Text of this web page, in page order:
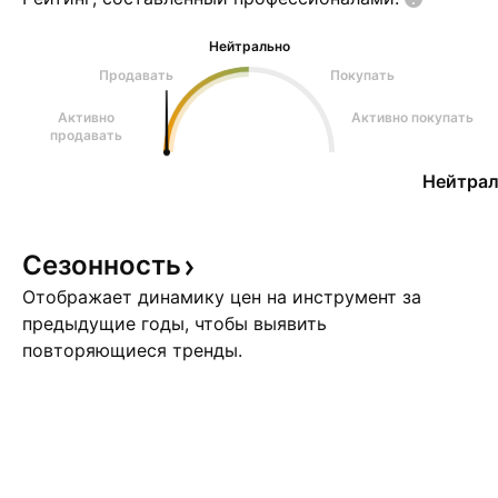
Нейтрально
Продавать
Покупать
Активно
продавать
Активно покупать
Сезонность
Отображает динамику цен на инструмент за
предыдущие годы, чтобы выявить
повторяющиеся тренды.